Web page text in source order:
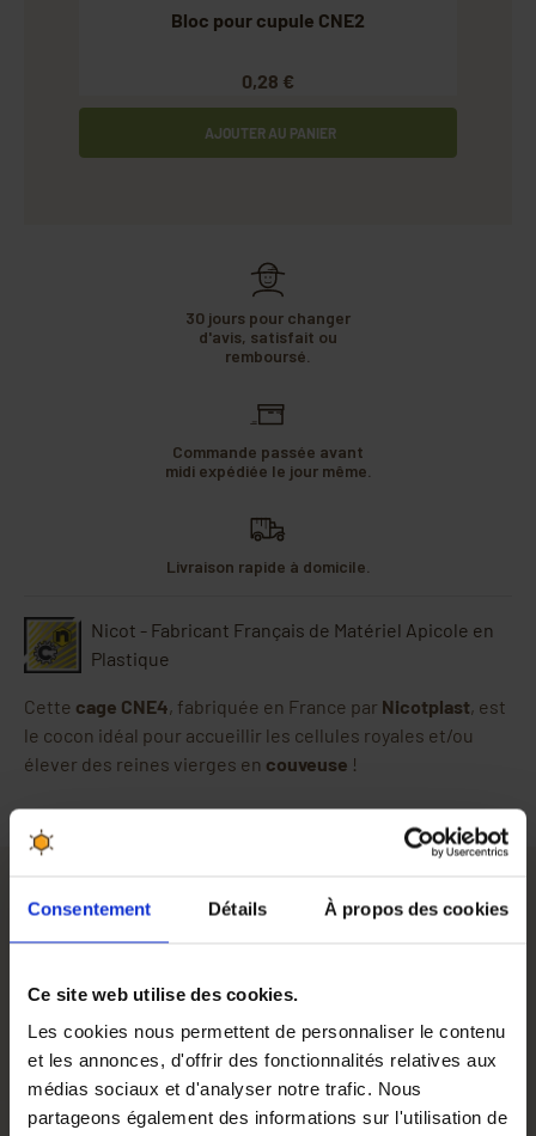
Consentement Détails À propos des cookies
Ce site web utilise des cookies.
Les cookies nous permettent de personnaliser le contenu
et les annonces, d'offrir des fonctionnalités relatives aux
médias sociaux et d'analyser notre trafic. Nous
partageons également des informations sur l'utilisation de
Bloc pour cupule CNE2
0,28 €
AJOUTER AU PANIER
30 jours pour changer
d'avis, satisfait ou
remboursé.
Commande passée avant
midi expédiée le jour même.
Livraison rapide à domicile.
Nicot - Fabricant Français de Matériel Apicole en
Plastique
Cette cage CNE4, fabriquée en France par Nicotplast, est
le cocon idéal pour accueillir les cellules royales et/ou
élever des reines vierges en couveuse !
Cage CNE4 Nicot pour Incubateur à abeilles
pour accueillir chaque cellule royale dans la couveuse et,
si on souhaite, faire naitre des reines vierges. Elle recevra
la cellule royaleet lui offrira la protection nécessaire à
son développement au sein de lacouveuse apicole
suffit de remplir l'incubateuravec les cages, ouverture